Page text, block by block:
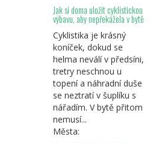
Jak si doma uložit cyklistickou
výbavu, aby nepřekážela v bytě
Cyklistika je krásný
koníček, dokud se
helma neválí v předsíni,
tretry neschnou u
topení a náhradní duše
se neztratí v šuplíku s
nářadím. V bytě přitom
nemusí...
Města: